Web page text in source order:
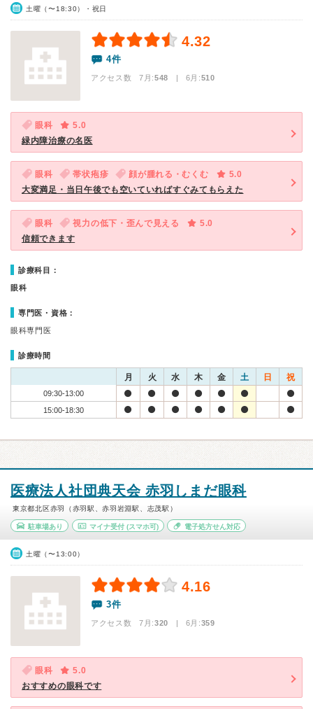
土曜（〜18:30）・祝日
4.32
4件
アクセス数 7月:548 | 6月:510
眼科
5.0
緑内障治療の名医
眼科 帯状疱疹 顔が腫れる・むくむ
5.0
大変満足・当日午後でも空いていればすぐみてもらえた
眼科 視力の低下・歪んで見える
5.0
信頼できます
診療科目：
眼科
専門医・資格：
眼科専門医
診療時間
月 火 水 木 金 土 日 祝
09:30-13:00
15:00-18:30
医療法人社団典天会 赤羽しまだ眼科
東京都北区赤羽（赤羽駅、赤羽岩淵駅、志茂駅）
駐車場あり マイナ受付(スマホ可) 電子処方せん対応
土曜（〜13:00）
4.16
3件
アクセス数 7月:320 | 6月:359
眼科
5.0
おすすめの眼科です